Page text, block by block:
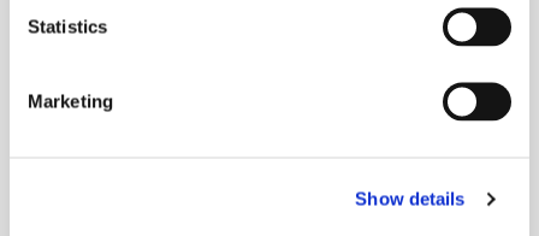
Statistics
Marketing
Show details
godt. Vi snakker jo også sammen på et onlinestudie,
både i zoom og i messenger-grupper. Jeg kan rigtig
jeg ikke skal bruge meget energi på at være social,”
siger hun.
Som markedsføringsøkonom har Nadja allerede i et vist